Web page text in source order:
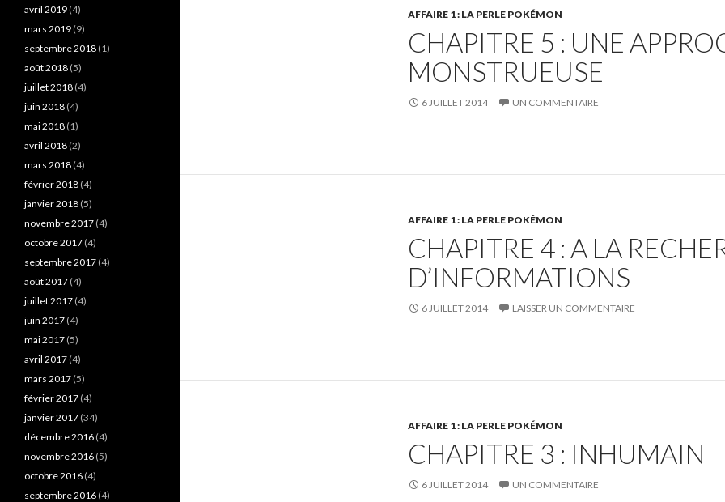
AFFAIRE 1 : LA PERLE POKÉMON
CHAPITRE 5 : UNE
MONSTRUEUSE
6 JUILLET 2014 UN COMMENTAIRE
AFFAIRE 1 : LA PERLE POKÉMON
CHAPITRE 4 : A LA
D’INFORMATIONS
6 JUILLET 2014 LAISSER UN COMMENTAIRE
AFFAIRE 1 : LA PERLE POKÉMON
CHAPITRE 3 : INHUMAIN
6 JUILLET 2014 UN COMMENTAIRE
avril 2019 (4)
mars 2019 (9)
septembre 2018 (1)
août 2018 (5)
juillet 2018 (4)
juin 2018 (4)
mai 2018 (1)
avril 2018 (2)
mars 2018 (4)
février 2018 (4)
janvier 2018 (5)
novembre 2017 (4)
octobre 2017 (4)
septembre 2017 (4)
août 2017 (4)
juillet 2017 (4)
juin 2017 (4)
mai 2017 (5)
avril 2017 (4)
mars 2017 (5)
février 2017 (4)
janvier 2017 (34)
décembre 2016 (4)
novembre 2016 (5)
octobre 2016 (4)
septembre 2016 (4)